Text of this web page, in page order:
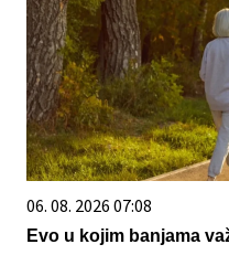
06. 08. 2026 07:08
Evo u kojim banjama